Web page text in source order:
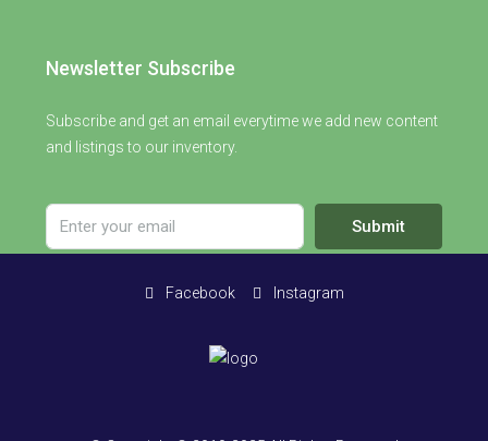
Newsletter Subscribe
Subscribe and get an email everytime we add new content
and listings to our inventory.
Submit
Facebook Instagram